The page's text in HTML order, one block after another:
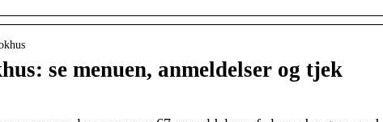
se menuen, anmeldelser og tjek